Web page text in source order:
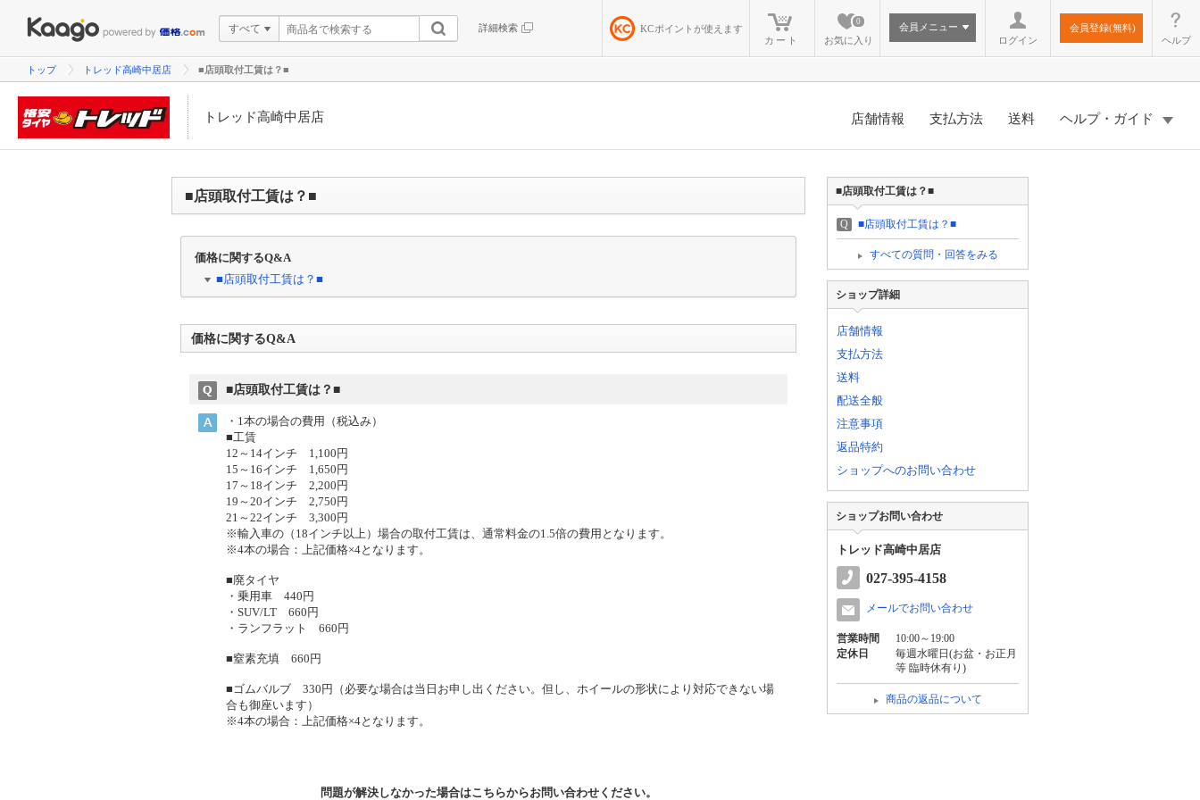
すべて 詳細検索 KCポイントが使えます
カート
お気に入り
0
会員メニュー
ログイン
会員登録(無料)
ヘルプ
トップ トレッド高崎中居店 ■店頭取付工賃は？■
トレッド高崎中居店 店舗情報 支払方法 送料 ヘルプ・ガイド
■店頭取付工賃は？■
価格に関するQ&A
■店頭取付工賃は？■
価格に関するQ&A
■店頭取付工賃は？■
・1本の場合の費用（税込み）
■工賃
12～14インチ 1,100円
15～16インチ 1,650円
17～18インチ 2,200円
19～20インチ 2,750円
21～22インチ 3,300円
※輸入車の（18インチ以上）場合の取付工賃は、通常料金の1.5倍の費用となります。
※4本の場合：上記価格×4となります。
■廃タイヤ
・乗用車 440円
・SUV/LT 660円
・ランフラット 660円
■窒素充填 660円
■ゴムバルブ 330円（必要な場合は当日お申し出ください。但し、ホイールの形状により対応できない場
合も御座います）
※4本の場合：上記価格×4となります。
問題が解決しなかった場合はこちらからお問い合わせください。
■店頭取付工賃は？■
Q ■店頭取付工賃は？■
すべての質問・回答をみる
ショップ詳細
店舗情報
支払方法
送料
配送全般
注意事項
返品特約
ショップへのお問い合わせ
ショップお問い合わせ
トレッド高崎中居店
027-395-4158
メールでお問い合わせ
営業時間
10:00～19:00
定休日
毎週水曜日(お盆・お正月
等 臨時休有り)
商品の返品について